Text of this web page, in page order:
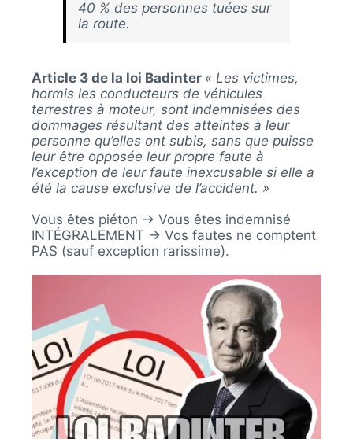
40 % des personnes tuées sur
la route.
Article 3 de la loi Badinter « Les victimes,
hormis les conducteurs de véhicules
terrestres à moteur, sont indemnisées des
dommages résultant des atteintes à leur
personne qu’elles ont subis, sans que puisse
leur être opposée leur propre faute à
l’exception de leur faute inexcusable si elle a
été la cause exclusive de l’accident. »
Vous êtes piéton → Vous êtes indemnisé
INTÉGRALEMENT → Vos fautes ne comptent
PAS (sauf exception rarissime).